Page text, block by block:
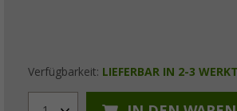
Verfügbarkeit: LIEFERBAR IN 2-3